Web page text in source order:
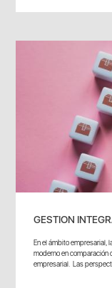
GESTION
En el ámbito empresarial,
moderno en comparación
empresarial. Las